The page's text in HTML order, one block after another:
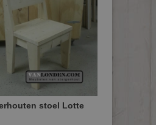
stoel Lotte